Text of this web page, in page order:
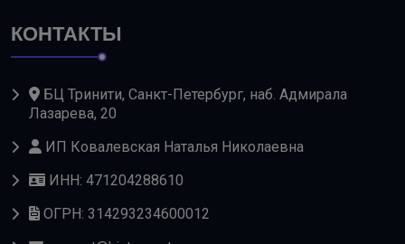
КОНТАКТЫ
БЦ Тринити, Санкт-Петербург, наб. Адмирала
Лазарева, 20
ИП Ковалевская Наталья Николаевна
ИНН: 471204288610
ОГРН: 314293234600012